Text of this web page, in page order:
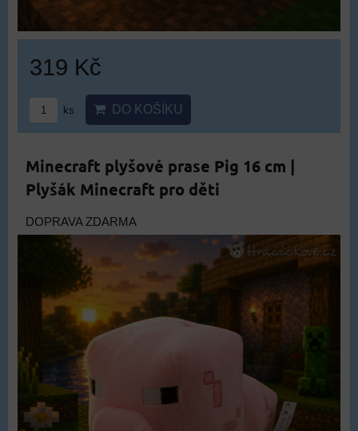
319 Kč
ks DO KOŠÍKU
Minecraft plyšové prase Pig 16 cm |
Plyšák Minecraft pro děti
DOPRAVA ZDARMA